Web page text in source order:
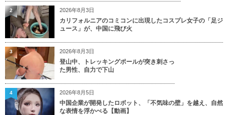
2026年8月3日
カリフォルニアのコミコンに出現したコスプレ女子の「足ジ
ュース」が、中国に飛び火
2
2026年8月3日
登山中、トレッキングポールが突き刺さっ
た男性、自力で下山
3
2026年8月5日
中国企業が開発したロボット、「不気味の壁」を越え、自然
な表情を浮かべる【動画】
4